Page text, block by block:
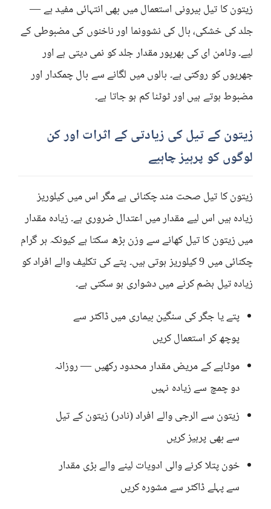
زیتون کا تیل بیرونی استعمال میں بھی انتہائی مفید ہے —
جلد کی خشکی، بال کی نشوونما اور ناخنوں کی مضبوطی کے
لیے۔ وٹامن ای کی بھرپور مقدار جلد کو نمی دیتی ہے اور
جھریوں کو روکتی ہے۔ بالوں میں لگانے سے بال چمکدار اور
مضبوط ہوتے ہیں اور ٹوٹنا کم ہو جاتا ہے۔
زیتون کے تیل کی زیادتی کے اثرات اور کن
لوگوں کو پرہیز چاہیے
زیتون کا تیل صحت مند چکنائی ہے مگر اس میں کیلوریز
زیادہ ہیں اس لیے مقدار میں اعتدال ضروری ہے۔ زیادہ مقدار
میں زیتون کا تیل کھانے سے وزن بڑھ سکتا ہے کیونکہ ہر گرام
چکنائی میں 9 کیلوریز ہوتی ہیں۔ پتے کی تکلیف والے افراد کو
زیادہ تیل ہضم کرنے میں دشواری ہو سکتی ہے۔
پتے یا جگر کی سنگین بیماری میں ڈاکٹر سے
پوچھ کر استعمال کریں
موٹاپے کے مریض مقدار محدود رکھیں — روزانہ
دو چمچ سے زیادہ نہیں
زیتون سے الرجی والے افراد (نادر) زیتون کے تیل
سے بھی پرہیز کریں
خون پتلا کرنے والی ادویات لینے والے بڑی مقدار
سے پہلے ڈاکٹر سے مشورہ کریں